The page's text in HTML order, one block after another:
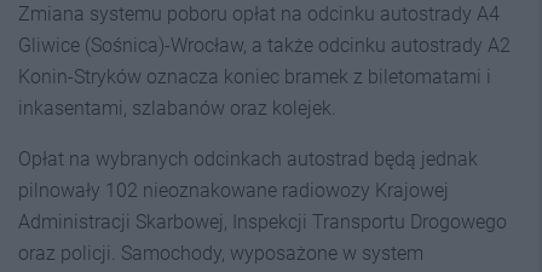
Zmiana systemu poboru opłat na odcinku autostrady A4
Gliwice (Sośnica)-Wrocław, a także odcinku autostrady A2
Konin-Stryków oznacza koniec bramek z biletomatami i
inkasentami, szlabanów oraz kolejek.
Opłat na wybranych odcinkach autostrad będą jednak
pilnowały 102 nieoznakowane radiowozy Krajowej
Administracji Skarbowej, Inspekcji Transportu Drogowego
oraz policji. Samochody, wyposażone w system